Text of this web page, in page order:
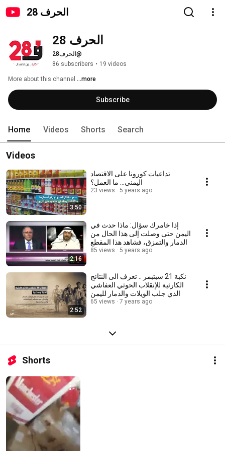
الحرف 28
الحرف 28
@الحرف28
86 subscribers • 19 videos
More about this channel ...more
Subscribe
Home Videos Shorts Search
Videos
3:50
تداعيات كورونا على الاقتصاد
اليمني... ما العمل؟
23 views 5 years ago
2:16
إذا خامرك سؤال: ماذا حدث في
اليمن حتى وصلت إلى هذا الحال من
الدمار والتمزق، فشاهد هذا المقطع
85 views 5 years ago
2:52
نكبة 21 سبتبمر .. تعرف الى النتائج
الكارثية للإنقلاب الحوثي العفاشي
الذي جلب الويلات والدمار لليمن
65 views 7 years ago
Shorts